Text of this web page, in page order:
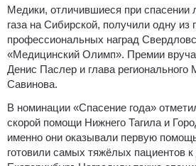
Медики, отличившиеся при спасении
газа на Сибирской, получили одну из
профессиональных наград
«Медицинский Олимп». Премии
Денис Паслер и глава регионального
Савинова.
В номинации «Спасение года»
скорой помощи Нижнего Тагила и
именно они оказывали первую
готовили самых тяжёлых пациентов к